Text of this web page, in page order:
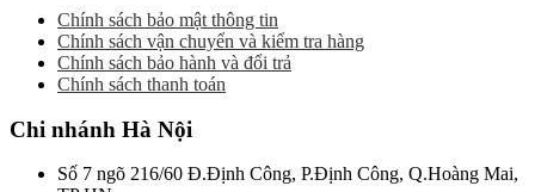
Chính sách bảo mật thông tin
Chính sách vận chuyển và kiểm tra hàng
Chính sách bảo hành và đổi trả
Chính sách thanh toán
Chi nhánh Hà Nội
Số 7 ngõ 216/60 Đ.Định Công, P.Định Công, Q.Hoàng Mai,